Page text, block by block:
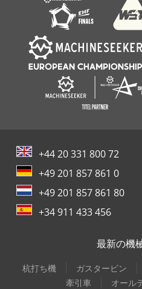
Atlas Copco Zt 22
+44 20 331 800 72
+49 201 857 861 0
+49 201 857 861 80
+34 911 433 456
最新の機
杭打ち機 ガスタービン
牽引車
オール